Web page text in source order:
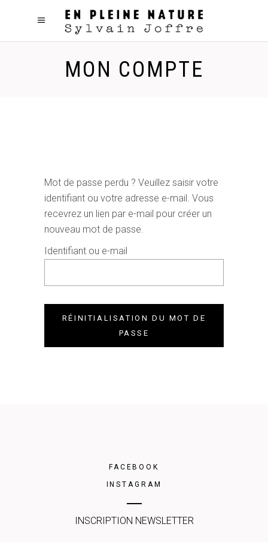
MON COMPTE
Mot de passe perdu ? Veuillez saisir votre
identifiant ou votre adresse e-mail. Vous
recevrez un lien par e-mail pour créer un
nouveau mot de passe.
Identifiant ou e-mail
RÉINITIALISATION DU MOT DE
PASSE
FACEBOOK
INSTAGRAM
INSCRIPTION NEWSLETTER